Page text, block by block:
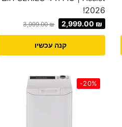
2026!
3,999.00₪ 2,999.00 ₪
קנה עכשיו
-20%